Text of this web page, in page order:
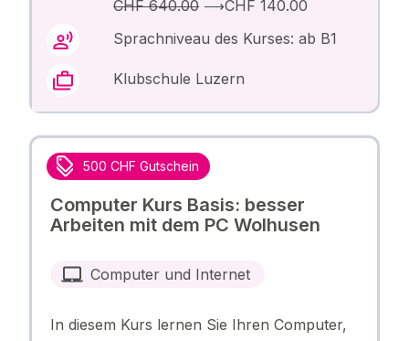
CHF 640.00⟶CHF 140.00
Sprachniveau des Kurses: ab B1
Klubschule Luzern
500 CHF Gutschein
Computer Kurs Basis: besser
Arbeiten mit dem PC Wolhusen
Computer und Internet
In diesem Kurs lernen Sie Ihren Computer,